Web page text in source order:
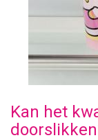
Kan het